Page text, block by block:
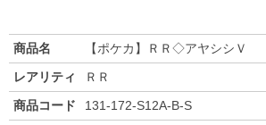
商品名
【ポケカ】ＲＲ◇アヤシシＶ
レアリティ
ＲＲ
商品コード
131-172-S12A-B-S